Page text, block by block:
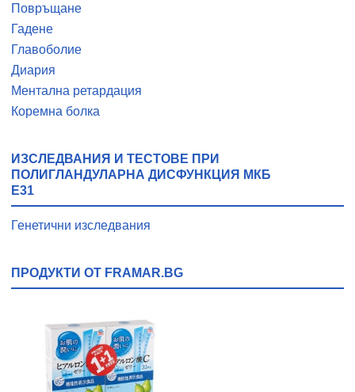
Повръщане
Гадене
Главоболие
Диария
Ментална ретардация
Коремна болка
ИЗСЛЕДВАНИЯ И ТЕСТОВЕ ПРИ
ПОЛИГЛАНДУЛАРНА ДИСФУНКЦИЯ МКБ
E31
Генетични изследвания
ПРОДУКТИ ОТ FRAMAR.BG